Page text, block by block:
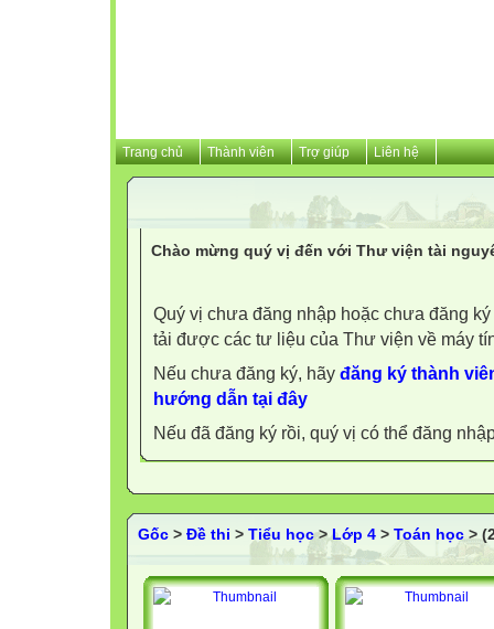
Trang chủ Thành viên Trợ giúp Liên hệ
Chào mừng quý vị đến với Thư viện tài
Quý vị chưa đăng nhập hoặc chưa đăng
tải được các tư liệu của Thư viện về máy
Nếu chưa đăng ký, hãy đăng ký thành
hướng dẫn tại đây
Nếu đã đăng ký rồi, quý vị có thể đăng
Gốc > Đề thi > Tiểu học>Lớp 4 > Toán học >